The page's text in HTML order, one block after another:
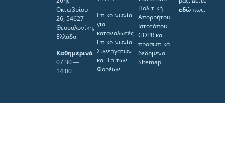
Οκτωβρίου
26, 54627
Θεσσαλονίκη,
Ελλάδα
Καθημερινά
07:30 ―
14:00
Επικοινωνία
για
καταναλωτές
Επικοινωνία
Συνεργατών
και Τρίτων
Φορέων
Πολιτική
Απορρήτου
Ιστοτόπου
GDPR και
προσωπικά
δεδομένα
Sitemap
εδώπως.